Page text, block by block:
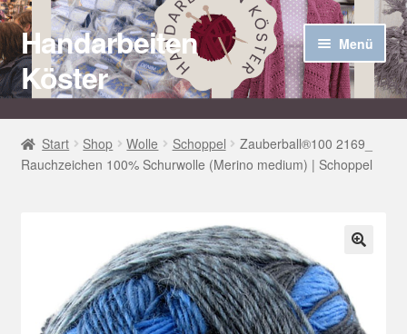
Zur
Navigation
springen
Zum
Inhalt
springen
Handarbeiten
Köster
Menü
Startseite
Über uns
Häkel Techniken
Shop
Start Shop Wolle Schoppel
Zauberball®100 2169_
Rauchzeichen 100% Schurwolle (Merino medium) | Schoppel